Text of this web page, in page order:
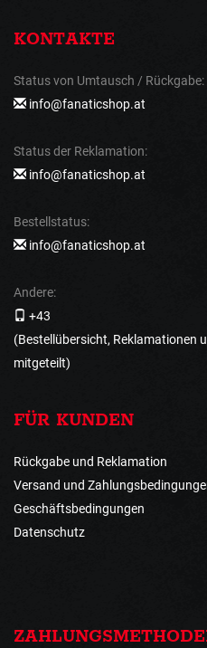
KONTAKTE
Status von Umtausch / Rückgabe:
info@fanaticshop.at
Status der Reklamation:
info@fanaticshop.at
Bestellstatus:
info@fanaticshop.at
Andere:
+43
(Bestellübersicht, Reklamationen
mitgeteilt)
FÜR KUNDEN
Rückgabe und Reklamation
Versand und
Geschäftsbedingungen
Datenschutz